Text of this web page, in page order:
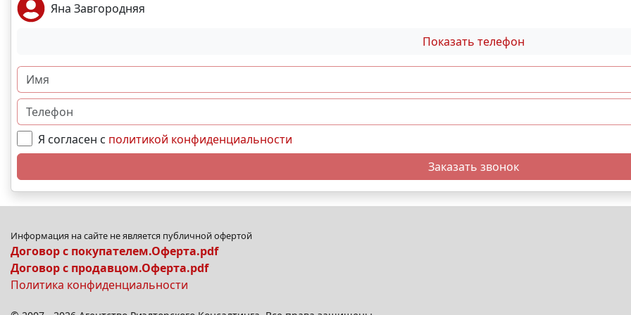
Яна Завгородняя
Показать телефон
Я согласен с политикой конфиденциальности
Заказать звонок
Информация на сайте не является публичной офертой
Договор с покупателем.Оферта.pdf
Договор с продавцом.Оферта.pdf
Политика конфиденциальности